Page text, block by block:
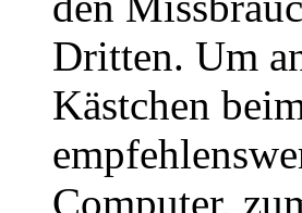
Dritten. Um
Kästchen
Computer,